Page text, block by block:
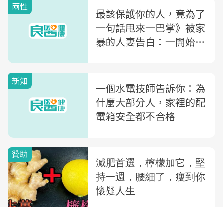
兩性
最該保護你的人，竟為了
一句話甩來一巴掌》被家
暴的人妻告白：一開始，
新知
一個水電技師告訴你：為
什麼大部分人，家裡的配
電箱安全都不合格